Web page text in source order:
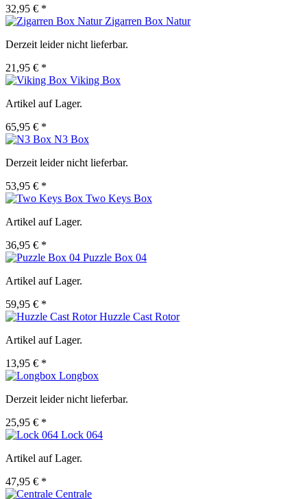
32,95 € *
Zigarren Box Natur
Derzeit leider nicht lieferbar.
21,95 € *
Viking Box
Artikel auf Lager.
65,95 € *
N3 Box
Derzeit leider nicht lieferbar.
53,95 € *
Two Keys Box
Artikel auf Lager.
36,95 € *
Puzzle Box 04
Artikel auf Lager.
59,95 € *
Huzzle Cast Rotor
Artikel auf Lager.
13,95 € *
Longbox
Derzeit leider nicht lieferbar.
25,95 € *
Lock 064
Artikel auf Lager.
47,95 € *
Centrale